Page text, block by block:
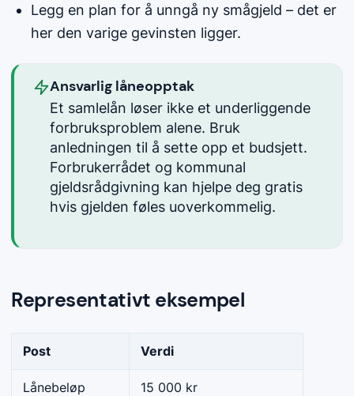
Legg en plan for å unngå ny smågjeld – det er
her den varige gevinsten ligger.
Ansvarlig låneopptak
Et samlelån løser ikke et underliggende
forbruksproblem alene. Bruk
anledningen til å sette opp et budsjett.
Forbrukerrådet og kommunal
gjeldsrådgivning kan hjelpe deg gratis
hvis gjelden føles uoverkommelig.
Representativt eksempel
Post Verdi
Lånebeløp 15 000 kr